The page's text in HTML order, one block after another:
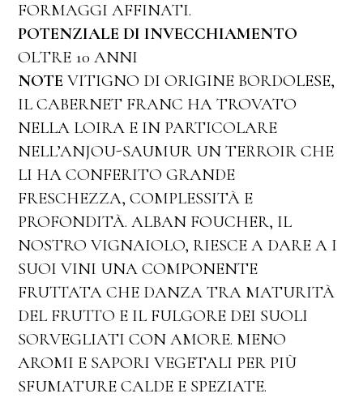
FORMAGGI AFFINATI.
POTENZIALE DI INVECCHIAMENTO
OLTRE 10 ANNI
NOTE VITIGNO DI ORIGINE BORDOLESE,
IL CABERNET FRANC HA TROVATO
NELLA LOIRA E IN PARTICOLARE
NELL’ANJOU-SAUMUR UN TERROIR CHE
LI HA CONFERITO GRANDE
FRESCHEZZA, COMPLESSITÀ E
PROFONDITÀ. ALBAN FOUCHER, IL
NOSTRO VIGNAIOLO, RIESCE A DARE A I
SUOI VINI UNA COMPONENTE
FRUTTATA CHE DANZA TRA MATURITÀ
DEL FRUTTO E IL FULGORE DEI SUOLI
SORVEGLIATI CON AMORE. MENO
AROMI E SAPORI VEGETALI PER PIÙ
SFUMATURE CALDE E SPEZIATE.